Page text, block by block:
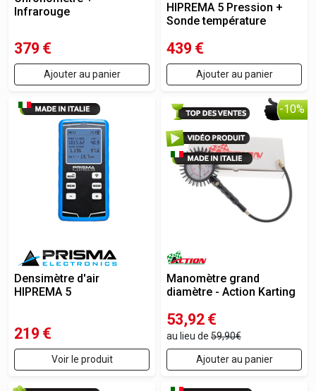
Infrarouge
379 €
Ajouter au panier
HIPREMA 5 Pression +
Sonde température
439 €
Ajouter au panier
Densimètre d'air
HIPREMA 5
219 €
Voir le produit
-10%
Manomètre grand
diamètre - Action Karting
53,92 €
au lieu de 59,90€
Ajouter au panier